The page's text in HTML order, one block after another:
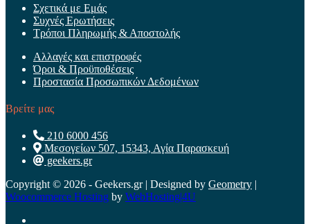
Σχετικά με Εμάς
Συχνές Ερωτήσεις
Τρόποι Πληρωμής & Αποστολής
Αλλαγές και επιστροφές
Όροι & Προϋποθέσεις
Προστασία Προσωπικών Δεδομένων
Βρείτε μας
210 6000 456
Μεσογείων 507, 15343, Αγία Παρασκευή
geekers.gr
Copyright © 2026 - Geekers.gr | Designed by Geometry |
Woocommerce Hosting by WebHosting|4U